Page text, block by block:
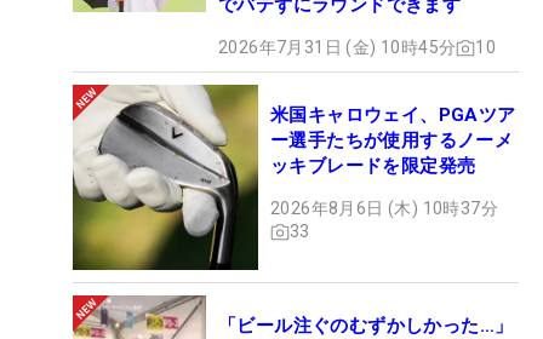
でバテずにラウンドできます
2026年7月31日 (金) 10時45分 10
米国キャロウェイ、PGAツア
ー選手たちが使用するノーメ
ッキブレードを限定発売
2026年8月6日 (木) 10時37分
33
「ビール注ぐのむずかしかった…」